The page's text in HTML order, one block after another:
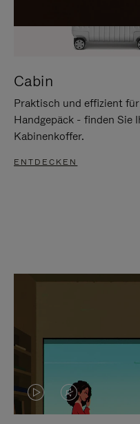
Cabin
Praktisch und effizient
Handgepäck - finden Sie
Kabinenkoffer.
ENTDECKEN
DASVIDEO